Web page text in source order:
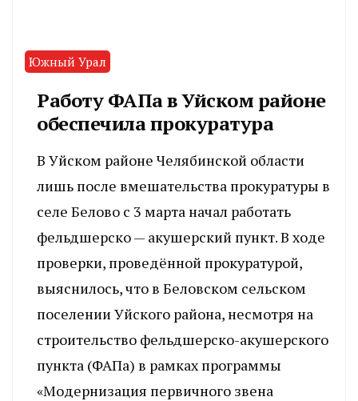
Южный Урал
Работу ФАПа в Уйском районе
обеспечила прокуратура
В Уйском районе Челябинской области
лишь после вмешательства прокуратуры в
селе Белово с 3 марта начал работать
фельдшерско — акушерский пункт. В ходе
проверки, проведённой прокуратурой,
выяснилось, что в Беловском сельском
поселении Уйского района, несмотря на
строительство фельдшерско-акушерского
пункта (ФАПа) в рамках программы
«Модернизация первичного звена